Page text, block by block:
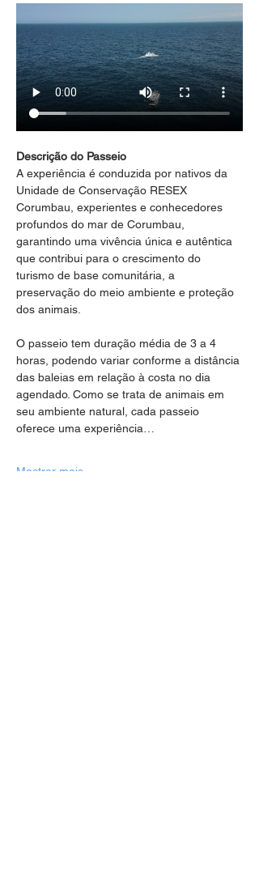
Descrição do Passeio
A experiência é conduzida por nativos da
Unidade de Conservação RESEX
Corumbau, experientes e conhecedores
profundos do mar de Corumbau,
garantindo uma vivência única e autêntica
que contribui para o crescimento do
turismo de base comunitária, a
preservação do meio ambiente e proteção
dos animais.
O passeio tem duração média de 3 a 4
horas, podendo variar conforme a distância
das baleias em relação à costa no dia
agendado. Como se trata de animais em
seu ambiente natural, cada passeio
oferece uma experiência…
Mostrar mais